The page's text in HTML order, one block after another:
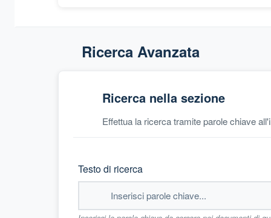
Ricerca Avanzata
Ricerca nella sezione
Effettua la ricerca tramite parole chiave
Testo di ricerca